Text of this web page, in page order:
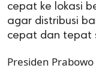
cepat ke lokasi
agar distribusi
cepat dan tepat
Presiden